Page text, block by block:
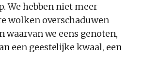
We hebben niet meer
wolken overschaduwen
waarvan we eens genoten,
een geestelijke kwaal, een